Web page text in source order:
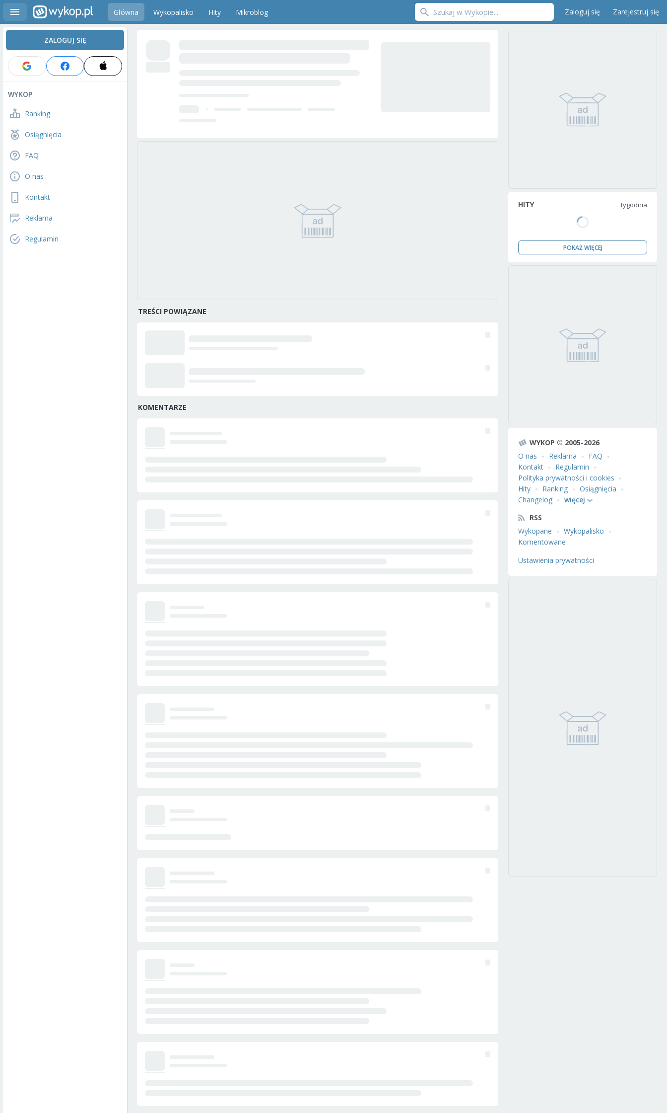
Główna Wykopalisko Hity Mikroblog Zaloguj się Zarejestruj się
ZALOGUJ SIĘ
WYKOP
Ranking
Osiągnięcia
FAQ
O nas
Kontakt
Reklama
Regulamin
TREŚCI POWIĄZANE
KOMENTARZE
HITY tygodnia
POKAŻ WIĘCEJ
WYKOP © 2005-2026
O nas
Reklama
FAQ
Kontakt
Regulamin
Polityka prywatności i cookies
Hity
Ranking
Osiągnięcia
Changelog
więcej
RSS
Wykopane
Wykopalisko
Komentowane
Ustawienia prywatności